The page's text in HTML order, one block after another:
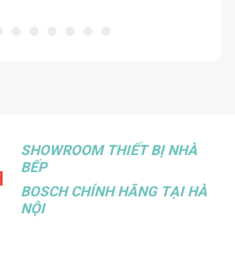
SHOWROOM THIẾT BỊ NHÀ
BẾP
BOSCH CHÍNH HÃNG TẠI HÀ
NỘI